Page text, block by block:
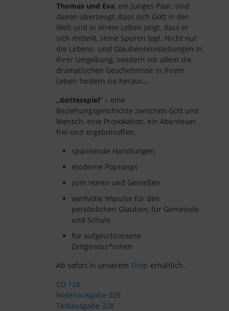
Thomas und Eva, ein junges Paar, sind
davon überzeugt, dass sich Gott in der
Welt und in ihrem Leben zeigt, dass er
sich mitteilt, seine Spuren legt. Nicht nur
die Lebens- und Glaubenseinstellungen in
ihrer Umgebung, sondern vor allem die
dramatischen Geschehnisse in ihrem
Leben fordern sie heraus…
„Gottesspiel“– eine
Beziehungsgeschichte zwischen Gott und
Mensch, eine Provokation, ein Abenteuer,
frei und ergebnisoffen.
spannende Handlungen
moderne Popsongs
zum Hören und Genießen
wertvolle Impulse für den
persönlichen Glauben, für Gemeinde
und Schule
für aufgeschlossene
Zeitgenoss*innen
Ab sofort in unserem Shop erhältlich.
CD 128
Notenausgabe 028
Textausgabe 328